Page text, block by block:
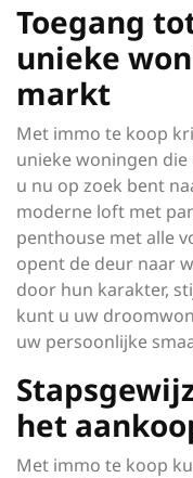
Toegang
unieke
markt
Met immo te koop
unieke woningen
u nu op zoek bent
moderne loft met
penthouse met alle
opent de deur naar
door hun karakter,
kunt u uw
uw persoonlijke
het
Met immo te koop